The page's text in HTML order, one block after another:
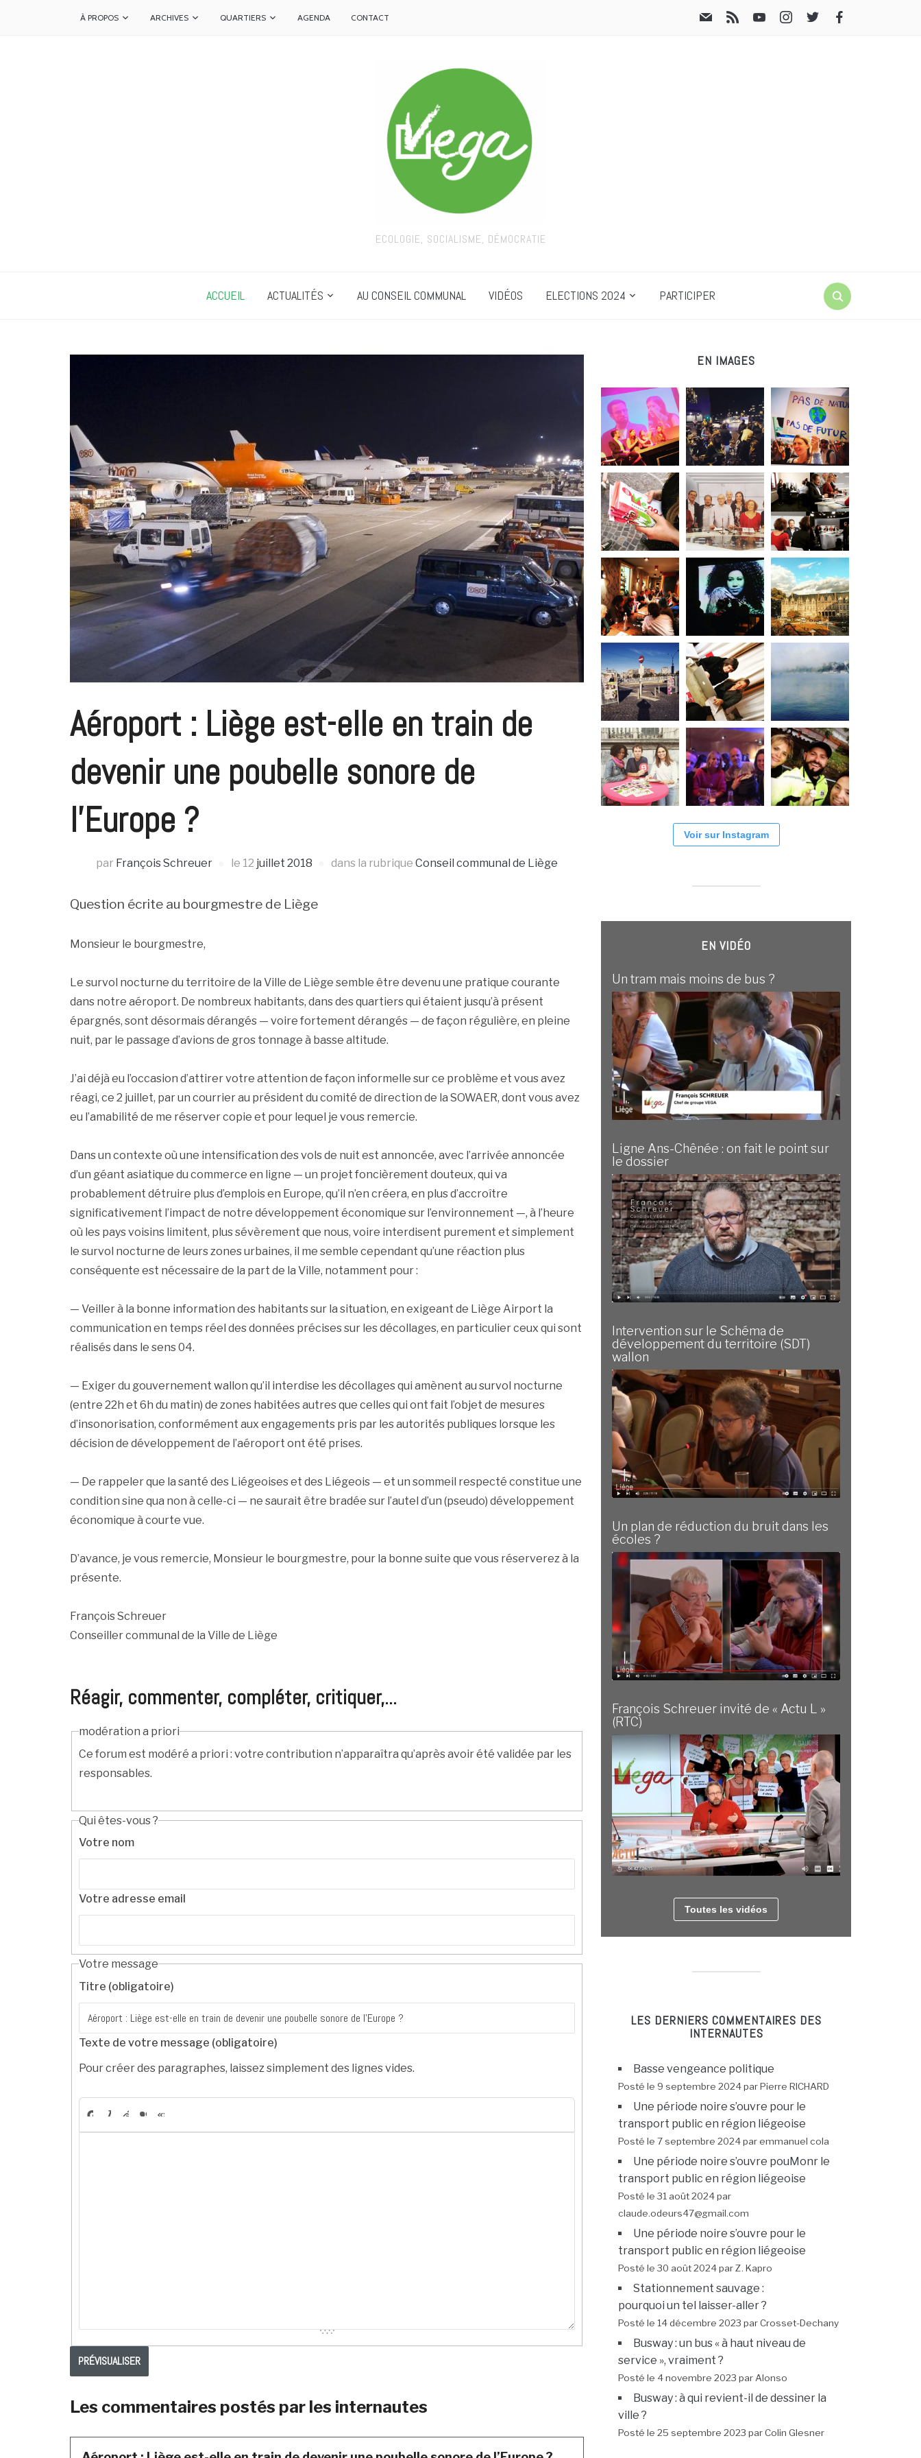
À PROPOS ARCHIVES QUARTIERS AGENDA CONTACT
ECOLOGIE, SOCIALISME, DÉMOCRATIE
ACCUEIL ACTUALITÉS AU CONSEIL COMMUNAL VIDÉOS ELECTIONS 2024 PARTICIPER
Aéroport : Liège est-elle en train de
devenir une poubelle sonore de
l’Europe ?
par François Schreuer le 12 juillet 2018 dans la rubrique Conseil communal de Liège
Question écrite au bourgmestre de Liège
Monsieur le bourgmestre,
Le survol nocturne du territoire de la Ville de Liège semble être devenu une pratique courante
dans notre aéroport. De nombreux habitants, dans des quartiers qui étaient jusqu’à présent
épargnés, sont désormais dérangés — voire fortement dérangés — de façon régulière, en pleine
nuit, par le passage d’avions de gros tonnage à basse altitude.
J’ai déjà eu l’occasion d’attirer votre attention de façon informelle sur ce problème et vous avez
réagi, ce 2 juillet, par un courrier au président du comité de direction de la SOWAER, dont vous avez
eu l’amabilité de me réserver copie et pour lequel je vous remercie.
Dans un contexte où une intensification des vols de nuit est annoncée, avec l’arrivée annoncée
d’un géant asiatique du commerce en ligne — un projet foncièrement douteux, qui va
probablement détruire plus d’emplois en Europe, qu’il n’en créera, en plus d’accroître
significativement l’impact de notre développement économique sur l’environnement —, à l’heure
où les pays voisins limitent, plus sévèrement que nous, voire interdisent purement et simplement
le survol nocturne de leurs zones urbaines, il me semble cependant qu’une réaction plus
conséquente est nécessaire de la part de la Ville, notamment pour :
— Veiller à la bonne information des habitants sur la situation, en exigeant de Liège Airport la
communication en temps réel des données précises sur les décollages, en particulier ceux qui sont
réalisés dans le sens 04.
— Exiger du gouvernement wallon qu’il interdise les décollages qui amènent au survol nocturne
(entre 22h et 6h du matin) de zones habitées autres que celles qui ont fait l’objet de mesures
d’insonorisation, conformément aux engagements pris par les autorités publiques lorsque les
décision de développement de l’aéroport ont été prises.
— De rappeler que la santé des Liégeoises et des Liégeois — et un sommeil respecté constitue une
condition sine qua non à celle-ci — ne saurait être bradée sur l’autel d’un (pseudo) développement
économique à courte vue.
D’avance, je vous remercie, Monsieur le bourgmestre, pour la bonne suite que vous réserverez à la
présente.
François Schreuer
Conseiller communal de la Ville de Liège
Réagir, commenter, compléter, critiquer,...
modération a priori
Ce forum est modéré a priori : votre contribution n’apparaîtra qu’après avoir été validée par les
responsables.
Qui êtes-vous ?
Votre nom
Votre adresse email
Votre message
Titre (obligatoire)
Texte de votre message (obligatoire)
Pour créer des paragraphes, laissez simplement des lignes vides.
Les commentaires postés par les internautes
EN IMAGES
Voir sur Instagram
EN VIDÉO
Un tram mais moins de bus ?
Ligne Ans-Chênée : on fait le point sur
le dossier
Intervention sur le Schéma de
développement du territoire (SDT)
wallon
Un plan de réduction du bruit dans les
écoles ?
François Schreuer invité de « Actu L »
(RTC)
Toutes les vidéos
LES DERNIERS COMMENTAIRES DES
INTERNAUTES
Basse vengeance politique
Posté le 9 septembre 2024 par Pierre RICHARD
Une période noire s’ouvre pour le
transport public en région liégeoise
Posté le 7 septembre 2024 par emmanuel cola
Une période noire s’ouvre pouMonr le
transport public en région liégeoise
Posté le 31 août 2024 par
claude.odeurs47@gmail.com
Une période noire s’ouvre pour le
transport public en région liégeoise
Posté le 30 août 2024 par Z. Kapro
Stationnement sauvage :
pourquoi un tel laisser-aller ?
Posté le 14 décembre 2023 par Crosset-Dechany
Busway : un bus « à haut niveau de
service », vraiment ?
Posté le 4 novembre 2023 par Alonso
Busway : à qui revient-il de dessiner la
ville ?
Posté le 25 septembre 2023 par Colin Glesner